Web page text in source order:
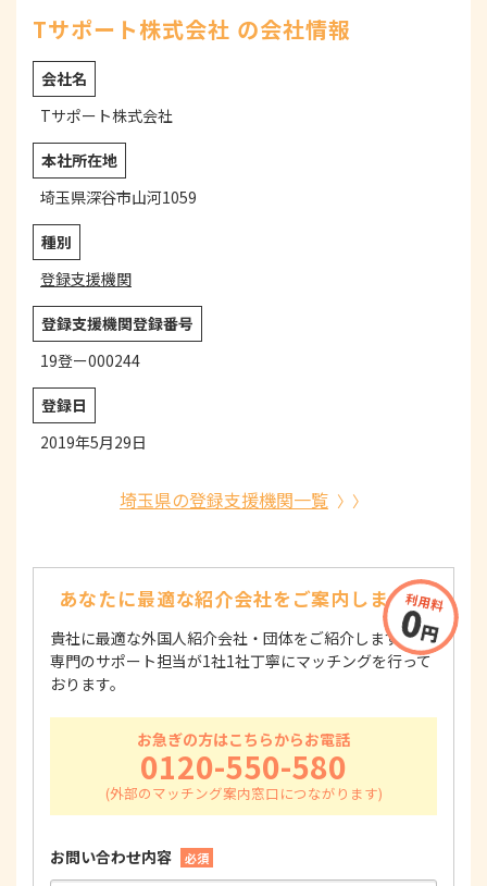
Tサポート株式会社 の会社情報
会社名
Tサポート株式会社
本社所在地
埼玉県深谷市山河1059
種別
登録支援機関
登録支援機関登録番号
19登ー000244
登録日
2019年5月29日
埼玉県の登録支援機関一覧
あなたに最適な紹介会社をご案内します！
貴社に最適な外国人紹介会社・団体をご紹介します！
専門のサポート担当が1社1社丁寧にマッチングを行って
おります。
お急ぎの方はこちらからお電話
0120-550-580
お問い合わせ内容 必須